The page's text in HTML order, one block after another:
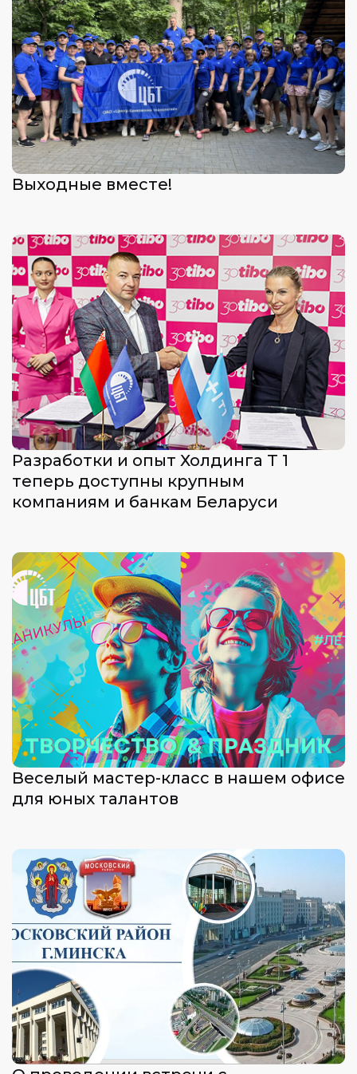
Выходные вместе!
Разработки и опыт Холдинга Т 1
теперь доступны крупным
компаниям и банкам Беларуси
Веселый мастер-класс в нашем офисе
для юных талантов